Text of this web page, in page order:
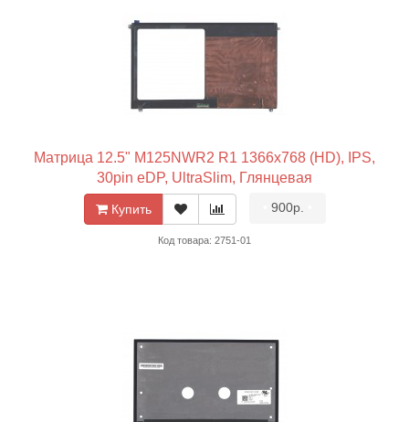
Матрица 12.5" M125NWR2 R1 1366x768 (HD), IPS,
30pin eDP, UltraSlim, Глянцевая
Купить 900р.
Код товара: 2751-01